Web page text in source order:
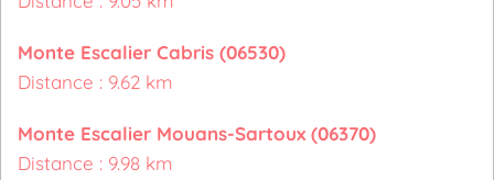
Monte Escalier Cabris (06530)
Distance : 9.62 km
Monte Escalier Mouans-Sartoux (06370)
Distance : 9.98 km